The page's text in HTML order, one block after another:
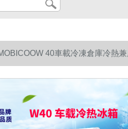
40車載冷凍倉庫冷熱